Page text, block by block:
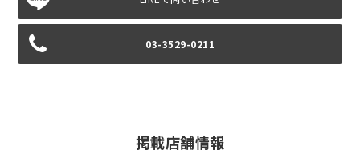
03-3529-0211
掲載店舗情報